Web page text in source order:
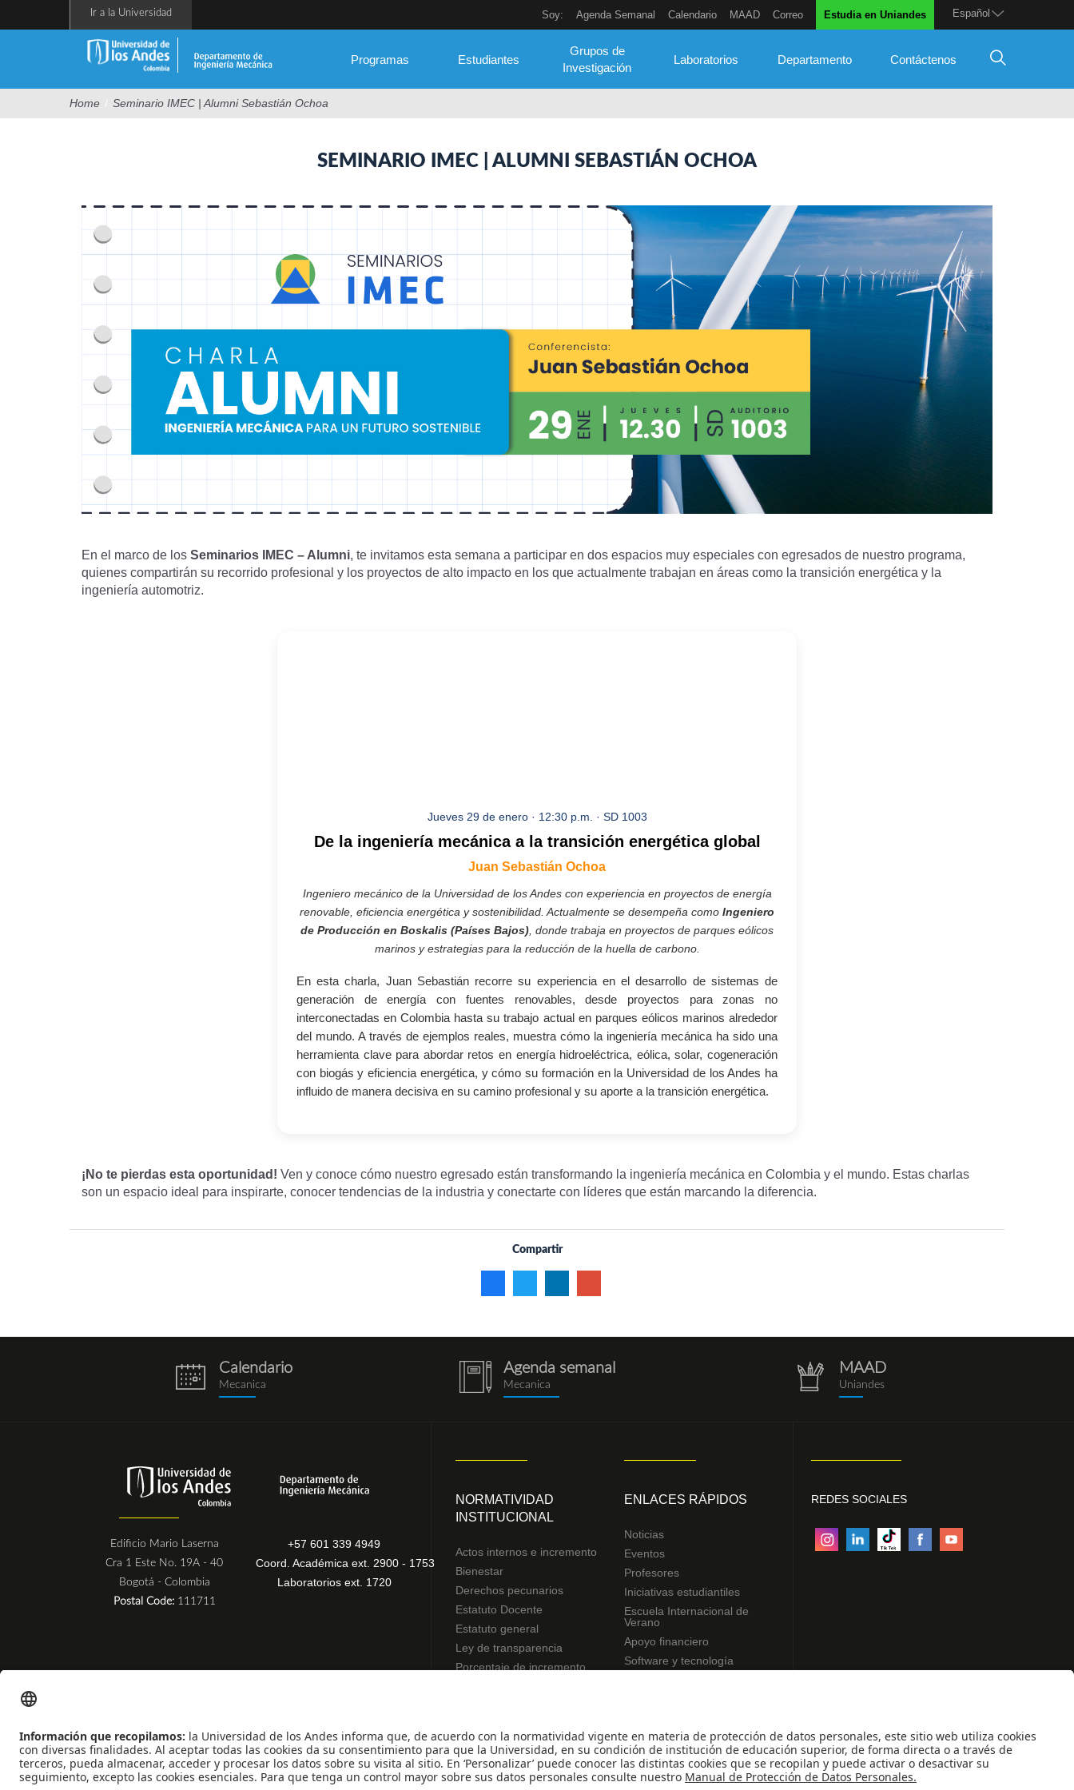
Español
Soy: Agenda Semanal Calendario MAAD Correo Estudia en Uniandes
Ir a la Universidad
Programas Estudiantes
Grupos de
Investigación
Laboratorios Departamento Contáctenos
Home / Seminario IMEC | Alumni Sebastián Ochoa
SEMINARIO IMEC | ALUMNI SEBASTIÁN OCHOA
En el marco de los Seminarios IMEC – Alumni, te invitamos esta semana a participar en dos espacios muy especiales con egresados de nuestro programa,
quienes compartirán su recorrido profesional y los proyectos de alto impacto en los que actualmente trabajan en áreas como la transición energética y la
ingeniería automotriz.
Jueves 29 de enero · 12:30 p.m. · SD 1003
De la ingeniería mecánica a la transición energética global
Juan Sebastián Ochoa
Ingeniero mecánico de la Universidad de los Andes con experiencia en proyectos de energía
renovable, eficiencia energética y sostenibilidad. Actualmente se desempeña como Ingeniero
de Producción en Boskalis (Países Bajos) , donde trabaja en proyectos de parques eólicos
marinos y estrategias para la reducción de la huella de carbono.
En esta charla, Juan Sebastián recorre su experiencia en el desarrollo de sistemas de
generación de energía con fuentes renovables, desde proyectos para zonas no
interconectadas en Colombia hasta su trabajo actual en parques eólicos marinos alrededor
del mundo. A través de ejemplos reales, muestra cómo la ingeniería mecánica ha sido una
herramienta clave para abordar retos en energía hidroeléctrica, eólica, solar, cogeneración
con biogás y eficiencia energética, y cómo su formación en la Universidad de los Andes ha
influido de manera decisiva en su camino profesional y su aporte a la transición energética.
¡No te pierdas esta oportunidad! Ven y conoce cómo nuestro egresado están transformando la ingeniería mecánica en Colombia y el mundo. Estas charlas
son un espacio ideal para inspirarte, conocer tendencias de la industria y conectarte con líderes que están marcando la diferencia.
Compartir
eventos.png
Calendario
Mecanica
notebook
(1).png
Agenda semanal
Mecanica repositorio.png
MAAD
Uniandes
Edificio Mario Laserna
Cra 1 Este No. 19A - 40
Bogotá - Colombia
Postal Code: 111711
+57 601 339 4949
Coord. Académica ext. 2900 - 1753
Laboratorios ext. 1720
NORMATIVIDAD
INSTITUCIONAL
Actos internos e incremento
Bienestar
Derechos pecunarios
Estatuto Docente
Estatuto general
Ley de transparencia
Porcentaje de incremento
ENLACES RÁPIDOS
Noticias
Eventos
Profesores
Iniciativas estudiantiles
Escuela Internacional de
Verano
Apoyo financiero
Software y tecnología
REDES SOCIALES